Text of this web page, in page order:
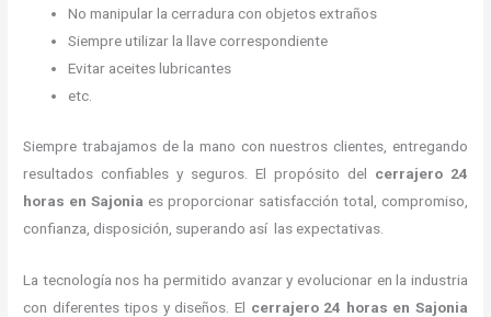
No manipular la cerradura con objetos extraños
Siempre utilizar la llave correspondiente
Evitar aceites lubricantes
etc.
Siempre trabajamos de la mano con nuestros clientes, entregando
resultados confiables y seguros. El propósito del cerrajero 24
horas en Sajonia es proporcionar satisfacción total, compromiso,
confianza, disposición, superando así las expectativas.
La tecnología nos ha permitido avanzar y evolucionar en la industria
con diferentes tipos y diseños. El cerrajero 24 horas en Sajonia